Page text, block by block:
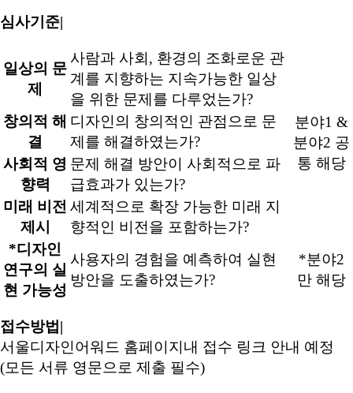
심사기준|
일상의 문
제
사람과 사회, 환경의 조화로운 관
계를 지향하는 지속가능한 일상
을 위한 문제를 다루었는가?
분야1 &
분야2 공
통 해당
창의적 해
결
디자인의 창의적인 관점으로 문
제를 해결하였는가?
사회적 영
향력
문제 해결 방안이 사회적으로 파
급효과가 있는가?
미래 비전
제시
세계적으로 확장 가능한 미래 지
향적인 비전을 포함하는가?
*디자인
연구의 실
현 가능성
사용자의 경험을 예측하여 실현
방안을 도출하였는가?
*분야2
만 해당
접수방법|
서울디자인어워드 홈페이지내 접수 링크 안내 예정
(모든 서류 영문으로 제출 필수)